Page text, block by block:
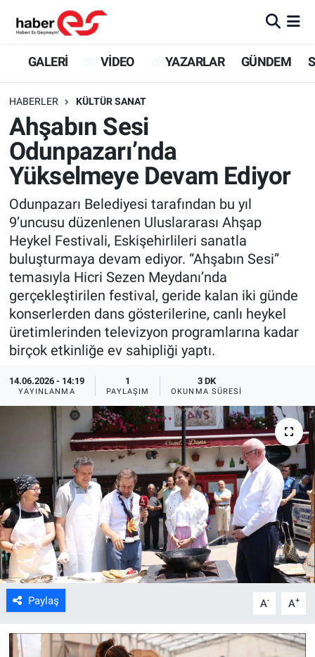
GALERİ VİDEO YAZARLAR GÜNDEM
HABERLER KÜLTÜR SANAT
Ahşabın Sesi
Odunpazarı’nda
Yükselmeye Devam Ediyor
Odunpazarı Belediyesi tarafından bu yıl
9’uncusu düzenlenen Uluslararası Ahşap
Heykel Festivali, Eskişehirlileri sanatla
buluşturmaya devam ediyor. “Ahşabın Sesi”
temasıyla Hicri Sezen Meydanı’nda
gerçekleştirilen festival, geride kalan iki günde
konserlerden dans gösterilerine, canlı heykel
üretimlerinden televizyon programlarına kadar
birçok etkinliğe ev sahipliği yaptı.
14.06.2026 - 14:19
YAYINLANMA
1
PAYLAŞIM
3 DK
OKUNMA SÜRESI
Paylaş A- A+
GALERİ
YAZARLAR
GÜNDEM
SİYASET
TEKNOLOJİ
EKONOMİ
SPOR
ASAYİŞ
Eskişehir Nöbetçi Eczaneler
Eskişehir Trafik Yoğunluk Haritası
Süper Lig Puan Durumu ve Fikstür
Tüm Manşetler
Son Dakika Haberleri
Haber Arşivi